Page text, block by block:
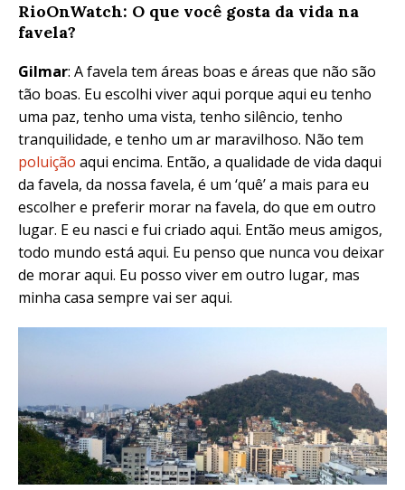
RioOnWatch: O que você gosta da vida na
favela?
Gilmar: A favela tem áreas boas e áreas que não são
tão boas. Eu escolhi viver aqui porque aqui eu tenho
uma paz, tenho uma vista, tenho silêncio, tenho
tranquilidade, e tenho um ar maravilhoso. Não tem
poluição aqui encima. Então, a qualidade de vida daqui
da favela, da nossa favela, é um ‘quê’ a mais para eu
escolher e preferir morar na favela, do que em outro
lugar. E eu nasci e fui criado aqui. Então meus amigos,
todo mundo está aqui. Eu penso que nunca vou deixar
de morar aqui. Eu posso viver em outro lugar, mas
minha casa sempre vai ser aqui.